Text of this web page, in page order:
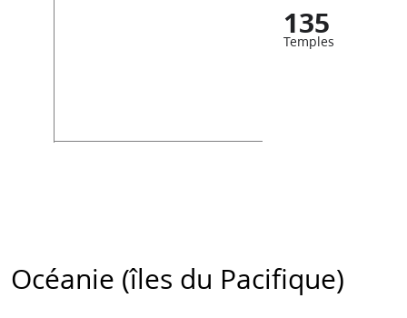
135
Temples
Océanie (îles du Pacifique)